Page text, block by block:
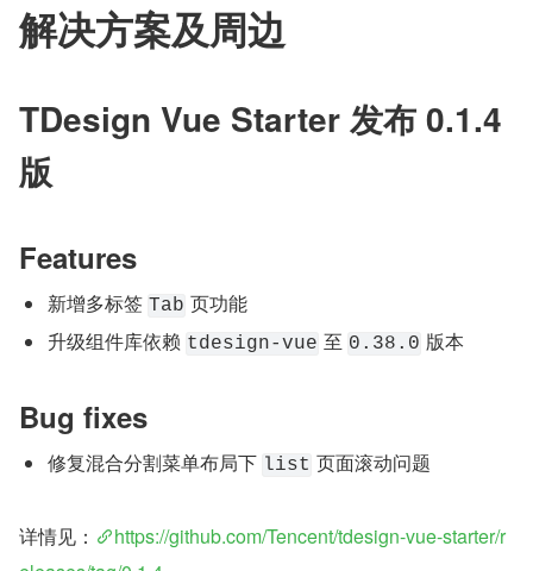
解决方案及周边
TDesign Vue Starter 发布 0.1.4
版
Features
新增多标签 Tab 页功能
升级组件库依赖 tdesign-vue 至 0.38.0 版本
Bug fixes
修复混合分割菜单布局下 list 页面滚动问题
详情见：
https://github.com/Tencent/tdesign-vue-starter/r